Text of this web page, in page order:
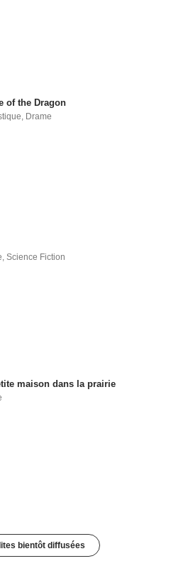
of the Dragon
Drame
,Science Fiction
maison dans la prairie
bientôt diffusées